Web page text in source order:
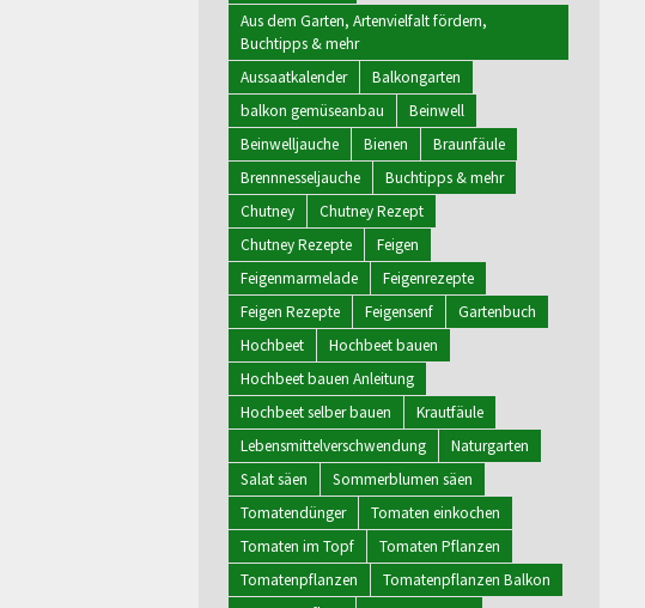
Aus dem Garten, Artenvielfalt fördern,
Buchtipps & mehr
Aussaatkalender
Balkongarten
balkon gemüseanbau
Beinwell
Beinwelljauche
Bienen
Braunfäule
Brennnesseljauche
Buchtipps & mehr
Chutney
Chutney Rezept
Chutney Rezepte
Feigen
Feigenmarmelade
Feigenrezepte
Feigen Rezepte
Feigensenf
Gartenbuch
Hochbeet
Hochbeet bauen
Hochbeet bauen Anleitung
Hochbeet selber bauen
Krautfäule
Lebensmittelverschwendung
Naturgarten
Salat säen
Sommerblumen säen
Tomatendünger
Tomaten einkochen
Tomaten im Topf
Tomaten Pflanzen
Tomatenpflanzen
Tomatenpflanzen Balkon